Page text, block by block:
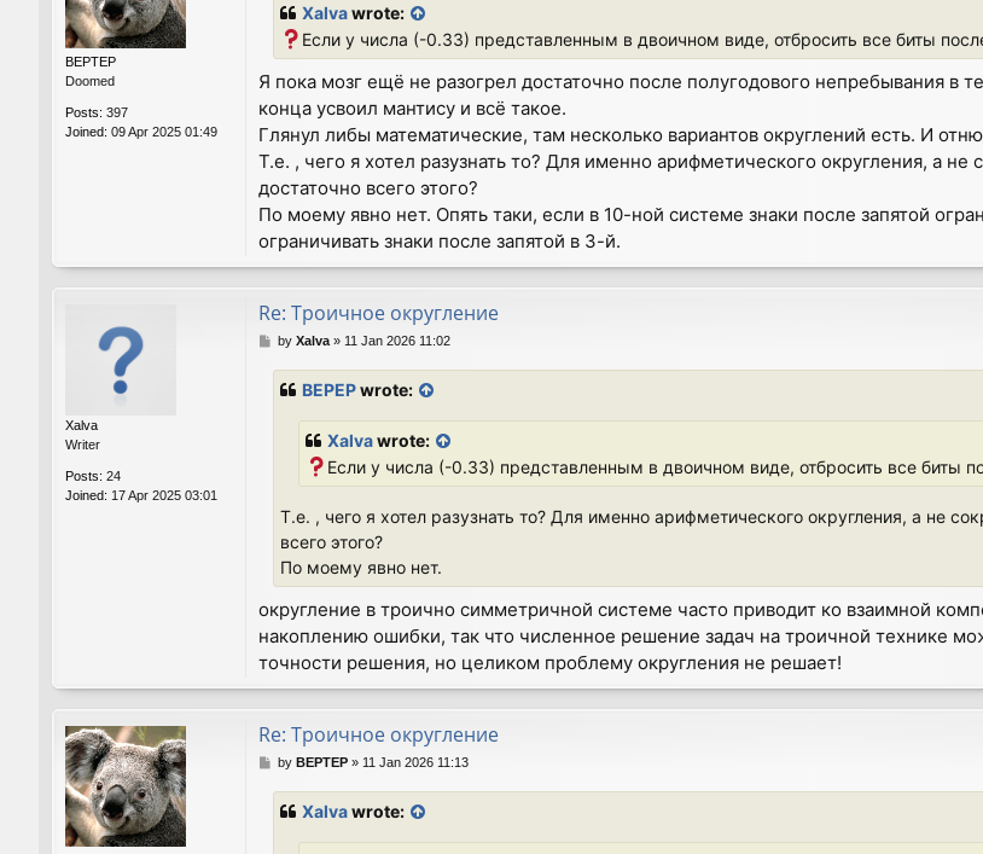
BEPTEP
Doomed
Posts: 397
Joined: 09 Apr 2025 01:49
Xalvawrote:
Если у числа (-0.33) представленным в двоичном виде, отбросить все биты
Я пока мозг ещё не разогрел достаточно после полугодового непребывания
конца усвоил мантису и всё такое.
Глянул либы математические, там несколько вариантов округлений есть. И
Т.е. , чего я хотел разузнать то? Для именно арифметического округления, а
достаточно всего этого?
По моему явно нет. Опять таки, если в 10-ной системе знаки после запятой
ограничивать знаки после запятой в 3-й.
Xalva
Writer
Posts: 24
Joined: 17 Apr 2025 03:01
Re: Троичное округление
Pby Xalva» 11 Jan 2026 11:02
BEPEPwrote:
Xalvawrote:
Если у числа (-0.33) представленным в двоичном виде, отбросить все биты
Т.е. , чего я хотел разузнать то? Для именно арифметического округления, а не
всего этого?
По моему явно нет.
округление в троично симметричной системе часто приводит ко взаимной
накоплению ошибки, так что численное решение задач на троичной технике
точности решения, но целиком проблему округления не решает!
Re: Троичное округление
Pby BEPTEP» 11 Jan 2026 11:13
Xalvawrote: